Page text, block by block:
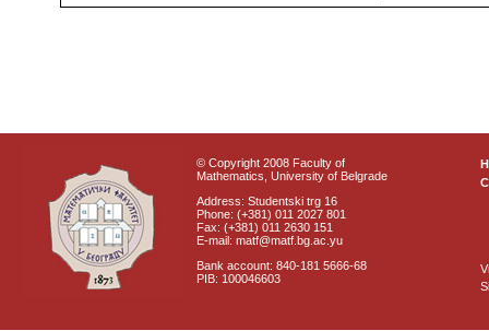
© Copyright 2008 Faculty of
Mathematics, University of Belgrade
Address: Studentski trg 16
Phone: (+381) 011 2027 801
Fax: (+381) 011 2630 151
E-mail: matf@matf.bg.ac.yu
Bank account: 840-181 5666-68
PIB: 100046603